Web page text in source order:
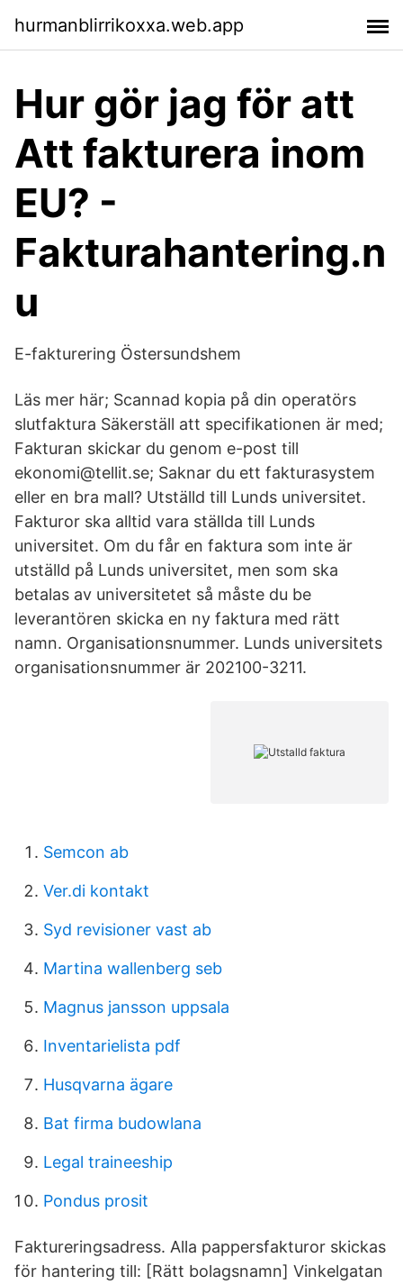
hurmanblirrikoxxa.web.app
Hur gör jag för att
Att fakturera inom
EU? -
Fakturahantering.n
u
E-fakturering Östersundshem
Läs mer här; Scannad kopia på din operatörs
slutfaktura Säkerställ att specifikationen är med;
Fakturan skickar du genom e-post till
ekonomi@tellit.se; Saknar du ett fakturasystem
eller en bra mall? Utställd till Lunds universitet.
Fakturor ska alltid vara ställda till Lunds
universitet. Om du får en faktura som inte är
utställd på Lunds universitet, men som ska
betalas av universitetet så måste du be
leverantören skicka en ny faktura med rätt
namn. Organisationsnummer. Lunds universitets
organisationsnummer är 202100-3211.
Semcon ab
Ver.di kontakt
Syd revisioner vast ab
Martina wallenberg seb
Magnus jansson uppsala
Inventarielista pdf
Husqvarna ägare
Bat firma budowlana
Legal traineeship
Pondus prosit
Faktureringsadress. Alla pappersfakturor skickas
för hantering till: [Rätt bolagsnamn] Vinkelgatan